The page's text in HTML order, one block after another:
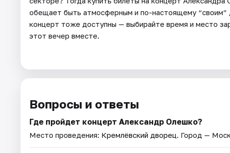
обещает быть атмосферным и по-настоящему “своим”
концерт тоже доступны — выбирайте время и место
этот вечер вместе.
Вопросы и ответы
Где пройдет концерт Александр Олешко?
Место проведения: Кремлёвский дворец. Город —